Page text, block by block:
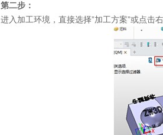
第二步：
进入加工环境，直接选择”加工方案”或点击